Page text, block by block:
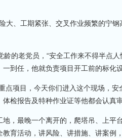
大、工期紧张、交叉作业频繁的宁
龄的老党员，“安全工作来不得半点
到任，他就负责项目开工前的标
点项目，今天你们进入这个现场，
检报告及特种作业证等他都会认
，最晚一个离开的，爬塔吊、上平
育活动，讲风险、讲措施、讲案例